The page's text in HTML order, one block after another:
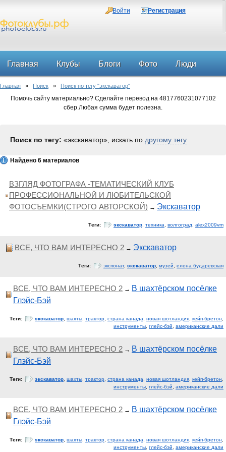
Войти Регистрация
Главная Клубы Блоги Фото Люди
Форум
Главная » Поиск » Поиск по тегу "экскаватор"
Помочь сайту материально? Сделайте перевод на 4817760231077102
сбер.Любая сумма будет полезна.
Поиск по тегу: «экскаватор», искать по другому тегу
Найдено 6 материалов
ВЗГЛЯД ФОТОГРАФА -ТЕМАТИЧЕСКИЙ КЛУБ
ПРОФЕССИОНАЛЬНОЙ И ЛЮБИТЕЛЬСКОЙ
ФОТОСЪЕМКИ(СТРОГО АВТОРСКОЙ) → Экскаватор
Теги: экскаватор техника волгоград alex2009vm
ВСЕ, ЧТО ВАМ ИНТЕРЕСНО 2 → Экскаватор
Теги: экспонат, экскаватор музей елена бударевская
ВСЕ, ЧТО ВАМ ИНТЕРЕСНО 2 → В шахтёрском посёлке
Глэйс-Бэй
Теги: экскаватор шахты трактор страна канада новая шотландия кейп-бретон
инструменты глейс-бэй американские дали
ВСЕ, ЧТО ВАМ ИНТЕРЕСНО 2 → В шахтёрском посёлке
Глэйс-Бэй
Теги: экскаватор шахты трактор страна канада новая шотландия кейп-бретон
инструменты глейс-бэй американские дали
ВСЕ, ЧТО ВАМ ИНТЕРЕСНО 2 → В шахтёрском посёлке
Глэйс-Бэй
Теги: экскаватор шахты трактор страна канада новая шотландия кейп-бретон
инструменты глейс-бэй американские дали